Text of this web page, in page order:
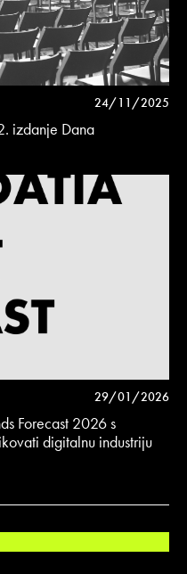
24/11/2025
izdanje Dana
29/01/2026
Forecast 2026 s
digitalnu industriju